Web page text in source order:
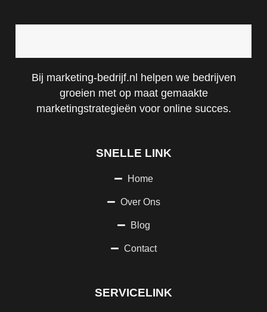
Bij marketing-bedrijf.nl helpen we bedrijven
groeien met op maat gemaakte
marketingstrategieën voor online succes.
SNELLE LINK
Home
Over Ons
Blog
Contact
SERVICELINK